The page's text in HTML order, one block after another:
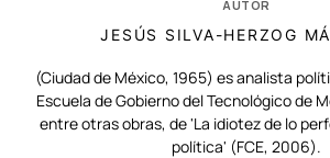
AUTOR
JESÚS SILVA-HERZOG
(Ciudad de México, 1965) es analista
Escuela de Gobierno del Tecnológico de
entre otras obras, de 'La idiotez de lo
política' (FCE, 2006).